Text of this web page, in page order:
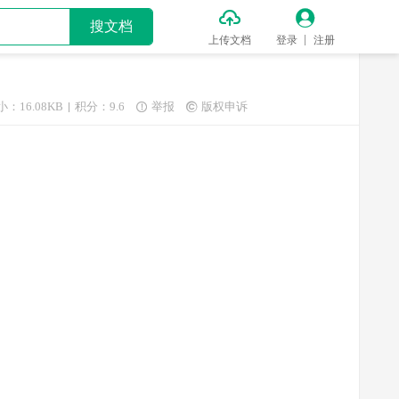
搜文档 
上传文档

登录 注册
：16.08KB 积分：9.6  举报  版权申诉